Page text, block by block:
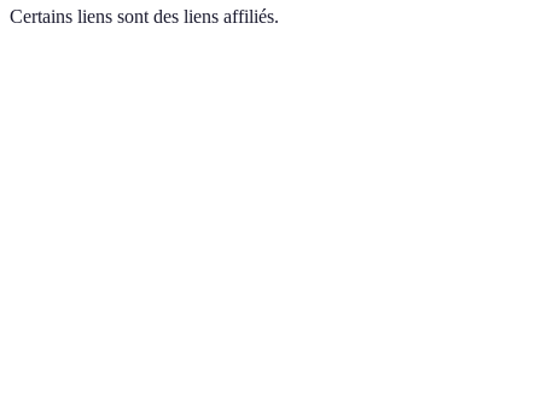
Certains liens sont des liens affiliés.